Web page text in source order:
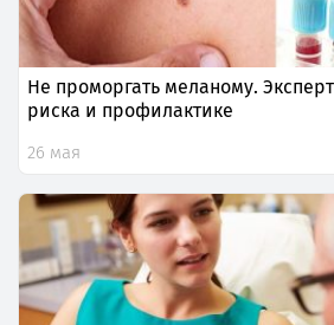
Не проморгать меланому.
риска и профилактике
26 мая